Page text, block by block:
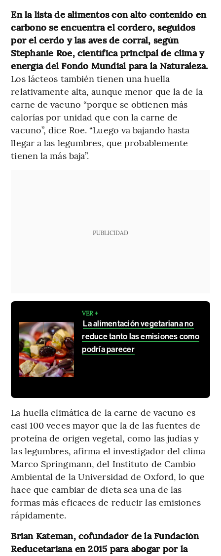
En la lista de alimentos con alto contenido en
carbono se encuentra el cordero, seguidos
por el cerdo y las aves de corral, según
Stephanie Roe, científica principal de clima y
energía del Fondo Mundial para la Naturaleza.
Los lácteos también tienen una huella
relativamente alta, aunque menor que la de la
carne de vacuno “porque se obtienen más
calorías por unidad que con la carne de
vacuno”, dice Roe. “Luego va bajando hasta
llegar a las legumbres, que probablemente
tienen la más baja”.
PUBLICIDAD
VER +
La alimentación vegetariana no
reduce tanto las emisiones como
podría parecer
La huella climática de la carne de vacuno es
casi 100 veces mayor que la de las fuentes de
proteína de origen vegetal, como las judías y
las legumbres, afirma el investigador del clima
Marco Springmann, del Instituto de Cambio
Ambiental de la Universidad de Oxford, lo que
hace que cambiar de dieta sea una de las
formas más eficaces de reducir las emisiones
rápidamente.
Brian Kateman, cofundador de la Fundación
Reducetariana en 2015 para abogar por la